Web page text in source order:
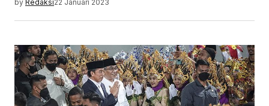
by Redaksi22 Januari 2023